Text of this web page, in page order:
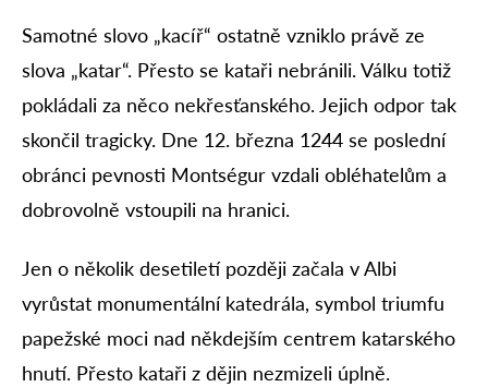
Samotné slovo „kacíř“ ostatně vzniklo právě ze
slova „katar“. Přesto se kataři nebránili. Válku totiž
pokládali za něco nekřesťanského. Jejich odpor tak
skončil tragicky. Dne 12. března 1244 se poslední
obránci pevnosti Montségur vzdali obléhatelům a
dobrovolně vstoupili na hranici.
Jen o několik desetiletí později začala v Albi
vyrůstat monumentální katedrála, symbol triumfu
papežské moci nad někdejším centrem katarského
hnutí. Přesto kataři z dějin nezmizeli úplně.